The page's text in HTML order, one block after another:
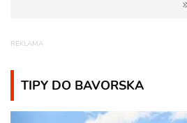
TIPY DO BAVORSKA